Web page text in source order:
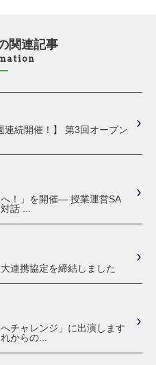
関連記事
連続開催！】 第3回オープン
！」を開催― 授業運営SA
話 ...
連携協定を締結しました
チャレンジ」に出演します
からの...